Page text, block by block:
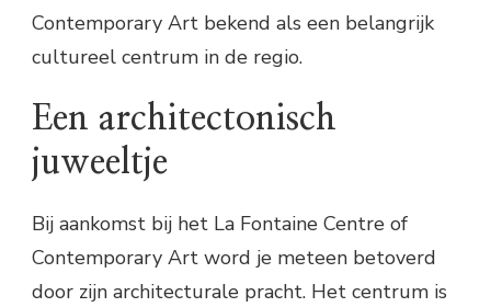
Contemporary Art bekend als een belangrijk
cultureel centrum in de regio.
Een architectonisch
juweeltje
Bij aankomst bij het La Fontaine Centre of
Contemporary Art word je meteen betoverd
door zijn architecturale pracht. Het centrum is